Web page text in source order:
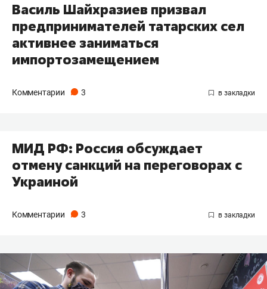
Василь Шайхразиев призвал
предпринимателей татарских сел
активнее заниматься
импортозамещением
Комментарии 3
МИД РФ: Россия обсуждает
отмену санкций на переговорах с
Украиной
Комментарии 3